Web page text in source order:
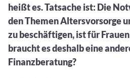
Hier sind Ihre gemerkten
Preis-/Performance-Alarme
3. Investieren
Portfolios
heißt es. Tatsache ist: Die
den Themen Altersvorsorge
zu beschäftigen, ist für
braucht es deshalb eine
Finanzberatung?